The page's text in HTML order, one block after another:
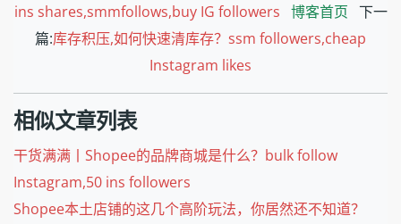
ins shares,smmfollows,buy IG followers 博客首页 下一
篇:库存积压,如何快速清库存？ssm followers,cheap
Instagram likes
相似文章列表
干货满满丨Shopee的品牌商城是什么？bulk follow
Instagram,50 ins followers
Shopee本土店铺的这几个高阶玩法，你居然还不知道？